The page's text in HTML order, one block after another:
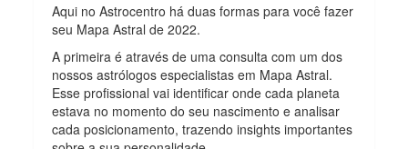
Aqui no Astrocentro há duas formas para você fazer
seu Mapa Astral de 2022.
A primeira é através de uma consulta com um dos
nossos astrólogos especialistas em Mapa Astral.
Esse profissional vai identificar onde cada planeta
estava no momento do seu nascimento e analisar
cada posicionamento, trazendo insights importantes